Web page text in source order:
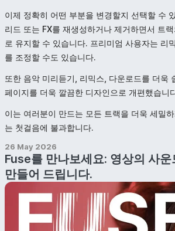
이제 정확히 어떤 부분을 변경할지 선택할 수
리드 또는 FX를 재생성하거나 제거하면서 트
로 유지할 수 있습니다. 프리미엄 사용자는 리
를 조정할 수도 있습니다.
또한 음악 미리듣기, 리믹스, 다운로드를 더욱
페이지를 더욱 깔끔한 디자인으로 개편했습니
이는 여러분이 만드는 모든 트랙을 더욱 세밀
는 첫걸음에 불과합니다.
26 May 2026
Fuse를 만나보세요: 영상의 사운
만들어 드립니다.